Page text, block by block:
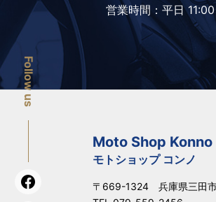
営業時間： 平日
Moto Shop Konno
モトショップ コンノ
〒669-1324 兵庫県三田
Follow us